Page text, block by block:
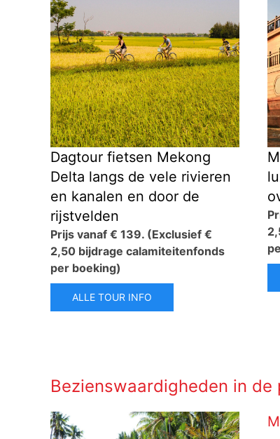
Dagtour fietsen Mekong
Delta langs de vele rivieren
en kanalen en door de
rijstvelden
Prijs vanaf € 139. (Exclusief €
2,50 bijdrage calamiteitenfonds
per boeking)
ALLE TOUR INFO
Bezienswaardigheden in de